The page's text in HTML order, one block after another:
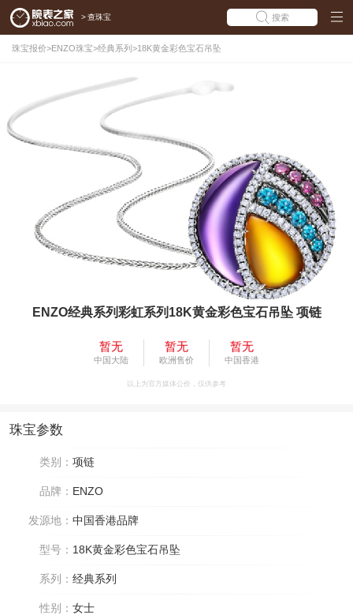
> 查珠宝 搜索
珠宝报价>ENZO珠宝>经典系列 >18K黄金彩色宝石吊坠
ENZO经典系列彩虹系列18K黄金彩色宝石吊坠 项链
暂无
中国大陆
暂无
欧洲售价
暂无
中国香港
以上为官方媒体公价，仅供参考
珠宝参数
类别： 项链
品牌： ENZO
发源地： 中国香港品牌
型号： 18K黄金彩色宝石吊坠
系列： 经典系列
性别： 女士